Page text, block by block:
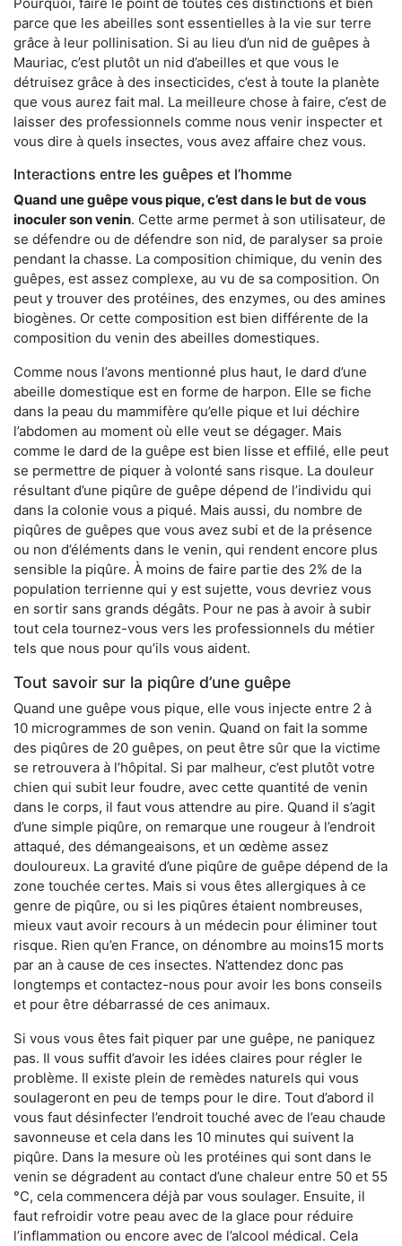
parce que les abeilles sont essentielles à la vie sur terre
grâce à leur pollinisation. Si au lieu d’un nid de guêpes à
Mauriac, c’est plutôt un nid d’abeilles et que vous le
détruisez grâce à des insecticides, c’est à toute la planète
que vous aurez fait mal. La meilleure chose à faire, c’est de
laisser des professionnels comme nous venir inspecter et
vous dire à quels insectes, vous avez affaire chez vous.
Interactions entre les guêpes et l’homme
Quand une guêpe vous pique, c’est dans le but de vous
inoculer son venin. Cette arme permet à son utilisateur, de
se défendre ou de défendre son nid, de paralyser sa proie
pendant la chasse. La composition chimique, du venin des
guêpes, est assez complexe, au vu de sa composition. On
peut y trouver des protéines, des enzymes, ou des amines
biogènes. Or cette composition est bien différente de la
composition du venin des abeilles domestiques.
Comme nous l’avons mentionné plus haut, le dard d’une
abeille domestique est en forme de harpon. Elle se fiche
dans la peau du mammifère qu’elle pique et lui déchire
l’abdomen au moment où elle veut se dégager. Mais
comme le dard de la guêpe est bien lisse et effilé, elle peut
se permettre de piquer à volonté sans risque. La douleur
résultant d’une piqûre de guêpe dépend de l’individu qui
dans la colonie vous a piqué. Mais aussi, du nombre de
piqûres de guêpes que vous avez subi et de la présence
ou non d’éléments dans le venin, qui rendent encore plus
sensible la piqûre. À moins de faire partie des 2% de la
population terrienne qui y est sujette, vous devriez vous
en sortir sans grands dégâts. Pour ne pas à avoir à subir
tout cela tournez-vous vers les professionnels du métier
tels que nous pour qu’ils vous aident.
Tout savoir sur la piqûre d’une guêpe
Quand une guêpe vous pique, elle vous injecte entre 2 à
10 microgrammes de son venin. Quand on fait la somme
des piqûres de 20 guêpes, on peut être sûr que la victime
se retrouvera à l’hôpital. Si par malheur, c’est plutôt votre
chien qui subit leur foudre, avec cette quantité de venin
dans le corps, il faut vous attendre au pire. Quand il s’agit
d’une simple piqûre, on remarque une rougeur à l’endroit
attaqué, des démangeaisons, et un œdème assez
douloureux. La gravité d’une piqûre de guêpe dépend de la
zone touchée certes. Mais si vous êtes allergiques à ce
genre de piqûre, ou si les piqûres étaient nombreuses,
mieux vaut avoir recours à un médecin pour éliminer tout
risque. Rien qu’en France, on dénombre au moins15 morts
par an à cause de ces insectes. N’attendez donc pas
longtemps et contactez-nous pour avoir les bons conseils
et pour être débarrassé de ces animaux.
Si vous vous êtes fait piquer par une guêpe, ne paniquez
pas. Il vous suffit d’avoir les idées claires pour régler le
problème. Il existe plein de remèdes naturels qui vous
soulageront en peu de temps pour le dire. Tout d’abord il
vous faut désinfecter l’endroit touché avec de l’eau chaude
savonneuse et cela dans les 10 minutes qui suivent la
piqûre. Dans la mesure où les protéines qui sont dans le
venin se dégradent au contact d’une chaleur entre 50 et 55
°C, cela commencera déjà par vous soulager. Ensuite, il
faut refroidir votre peau avec de la glace pour réduire
l’inflammation ou encore avec de l’alcool médical. Cela